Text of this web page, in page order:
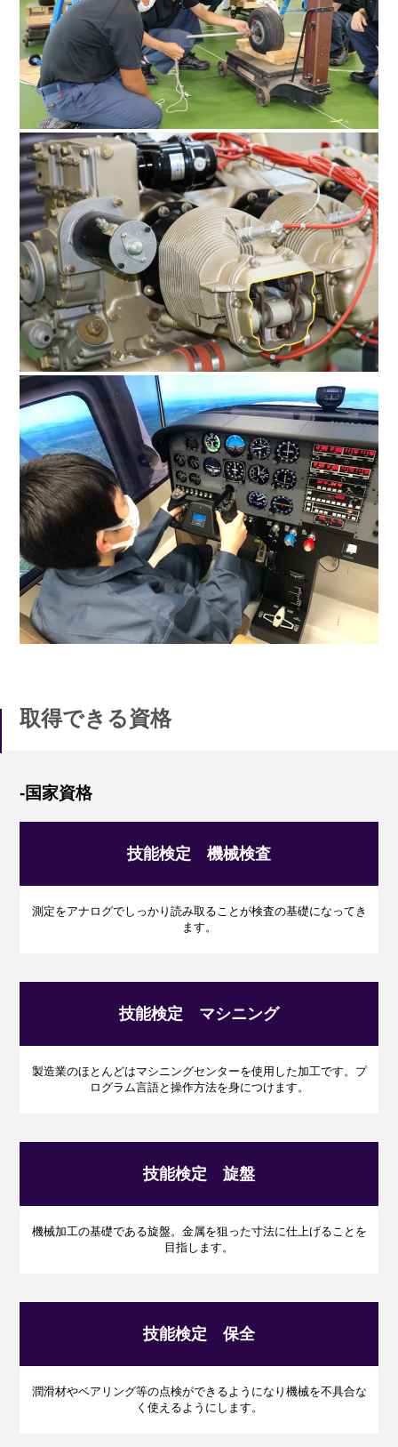
取得できる資格
-国家資格
技能検定 機械検査
測定をアナログでしっかり読み取ることが検査の基礎になってき
ます。
技能検定 マシニング
製造業のほとんどはマシニングセンターを使用した加工です。 プ
ログラム言語と操作方法を身につけます。
技能検定 旋盤
機械加工の基礎である旋盤。 金属を狙った寸法に仕上げることを
目指します。
技能検定 保全
潤滑材やベアリング等の点検ができるようになり機械を不具合な
く使えるようにします。